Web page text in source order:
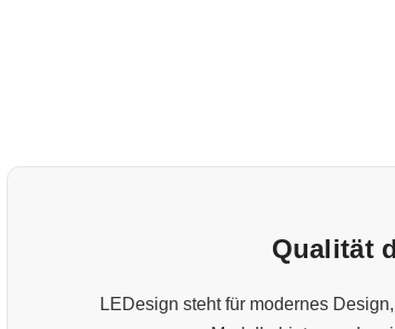
Qualität
LEDesign steht für modernes